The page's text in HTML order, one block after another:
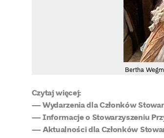
Bertha
Czytaj więcej:
— Wydarzenia dla Członków
— Informacje o Stowarzyszeniu
— Aktualności dla Członków